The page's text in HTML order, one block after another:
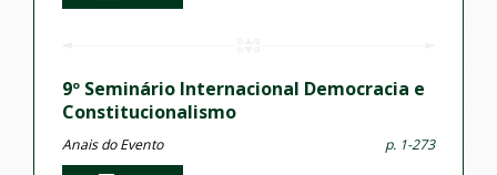
9º Seminário Internacional Democracia e
Constitucionalismo
Anais do Evento p. 1-273